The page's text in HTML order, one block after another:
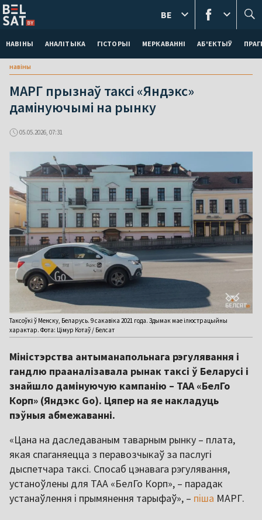
НАВІНЫ АНАЛІТЫКА ГІСТОРЫІ МЕРКАВАННI АБ'ЕКТЫЎ
BE
навіны
МАРГ прызнаў таксі «Яндэкс»
дамінуючымі на рынку
05.05.2026, 07:31
Таксоўкі ў Менску, Беларусь. 9 сакавіка 2021 года. Здымак мае ілюстрацыйны
характар. Фота: Цімур Котаў / Белсат
Міністэрства антыманапольнага рэгулявання і
гандлю прааналізавала рынак таксі ў Беларусі і
знайшло дамінуючую кампанію – ТАА «БелГо
Корп» (Яндэкс Go). Цяпер на яе накладуць
пэўныя абмежаванні.
«Цана на даследаваным таварным рынку – плата,
якая спаганяецца з перавозчыкаў за паслугі
дыспетчара таксі. Спосаб цэнавага рэгулявання,
устаноўлены для ТАА «БелГо Корп», – парадак
устанаўлення і прымянення тарыфаў», – піша МАРГ.